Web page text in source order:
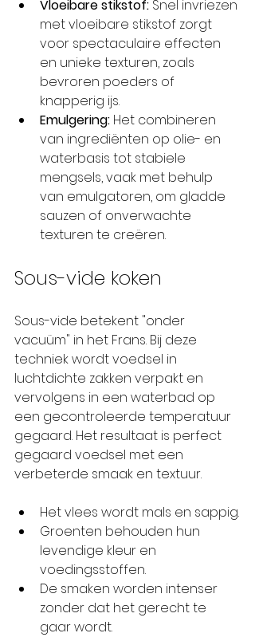
Vloeibare stikstof: Snel invriezen
met vloeibare stikstof zorgt
voor spectaculaire effecten
en unieke texturen, zoals
bevroren poeders of
knapperig ijs.
Emulgering: Het combineren
van ingrediënten op olie- en
waterbasis tot stabiele
mengsels, vaak met behulp
van emulgatoren, om gladde
sauzen of onverwachte
texturen te creëren.
Sous-vide koken
Sous-vide betekent "onder
vacuüm" in het Frans. Bij deze
techniek wordt voedsel in
luchtdichte zakken verpakt en
vervolgens in een waterbad op
een gecontroleerde temperatuur
gegaard. Het resultaat is perfect
gegaard voedsel met een
verbeterde smaak en textuur.
Het vlees wordt mals en sappig.
Groenten behouden hun
levendige kleur en
voedingsstoffen.
De smaken worden intenser
zonder dat het gerecht te
gaar wordt.